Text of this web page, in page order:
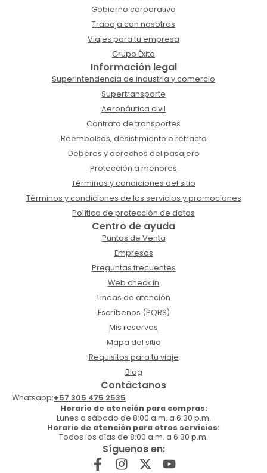
Gobierno corporativo
Trabaja con nosotros
Viajes para tu empresa
Grupo Éxito
Información legal
Superintendencia de industria y comercio
Supertransporte
Aeronáutica civil
Contrato de transportes
Reembolsos, desistimiento o retracto
Deberes y derechos del pasajero
Protección a menores
Términos y condiciones del sitio
Términos y condiciones de los servicios y promociones
Política de protección de datos
Centro de ayuda
Puntos de Venta
Empresas
Preguntas frecuentes
Web check in
Lineas de atención
Escríbenos (PQRS)
Mis reservas
Mapa del sitio
Requisitos para tu viaje
Blog
Contáctanos
Whatsapp:+57 305 475 2535
Horario de atención para compras:
Lunes a sábado de 8:00 a.m. a 6:30 p.m.
Horario de atención para otros servicios:
Todos los días de 8:00 a.m. a 6:30 p.m.
Síguenos en: